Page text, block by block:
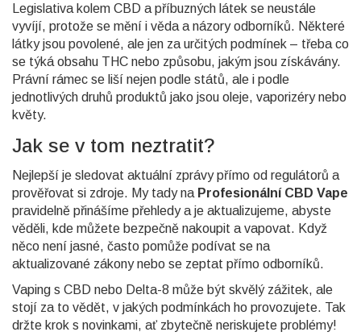
Legislativa kolem CBD a příbuzných látek se neustále
vyvíjí, protože se mění i věda a názory odborníků. Některé
látky jsou povolené, ale jen za určitých podmínek – třeba co
se týká obsahu THC nebo způsobu, jakým jsou získávány.
Právní rámec se liší nejen podle států, ale i podle
jednotlivých druhů produktů jako jsou oleje, vaporizéry nebo
květy.
Jak se v tom neztratit?
Nejlepší je sledovat aktuální zprávy přímo od regulátorů a
prověřovat si zdroje. My tady na Profesionální CBD Vape
pravidelně přinášíme přehledy a je aktualizujeme, abyste
věděli, kde můžete bezpečně nakoupit a vapovat. Když
něco není jasné, často pomůže podívat se na
aktualizované zákony nebo se zeptat přímo odborníků.
Vaping s CBD nebo Delta-8 může být skvělý zážitek, ale
stojí za to vědět, v jakých podmínkách ho provozujete. Tak
držte krok s novinkami, ať zbytečně neriskujete problémy!